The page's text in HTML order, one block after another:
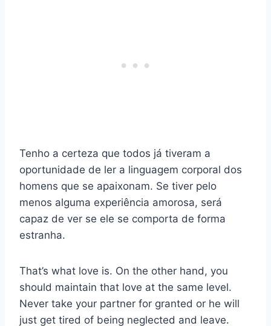
Tenho a certeza que todos já tiveram a
oportunidade de ler a linguagem corporal dos
homens que se apaixonam. Se tiver pelo
menos alguma experiência amorosa, será
capaz de ver se ele se comporta de forma
estranha.
That’s what love is. On the other hand, you
should maintain that love at the same level.
Never take your partner for granted or he will
just get tired of being neglected and leave.